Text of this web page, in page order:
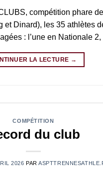
compétition phare
Dinard), les 35 athlètes
: l’une en Nationale
LA LECTURE →
COMPÉTITION
du club
2026 PAR